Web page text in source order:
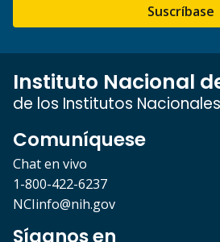
Suscríbase
Instituto Nacional
de los Institutos
Comuníquese
Chat en vivo
1-800-422-6237
NCIinfo@nih.gov
Síganos en